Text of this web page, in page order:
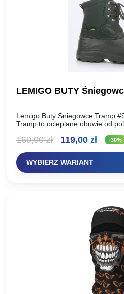
LEMIGO BUTY
Lemigo Buty Śniegowce Tramp
Tramp to ocieplane obuwie od
zimowych warunkach….
169,00zł
Pierwotna
cena
wynosiła:
119,00 zł
cena
-30%
WYBIERZ WARIANT